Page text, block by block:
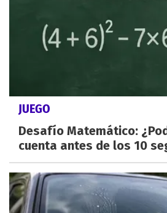
JUEGO
Desafío Matemático:
cuenta antes de los 10